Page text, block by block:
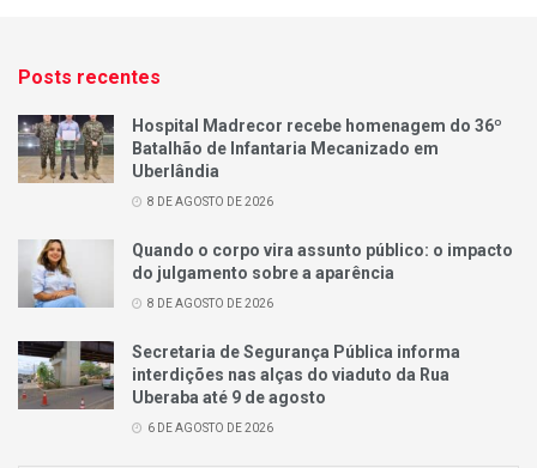
Posts recentes
Hospital Madrecor recebe homenagem do 36º
Batalhão de Infantaria Mecanizado em
Uberlândia
8 DE AGOSTO DE 2026
Quando o corpo vira assunto público: o impacto
do julgamento sobre a aparência
8 DE AGOSTO DE 2026
Secretaria de Segurança Pública informa
interdições nas alças do viaduto da Rua
Uberaba até 9 de agosto
6 DE AGOSTO DE 2026